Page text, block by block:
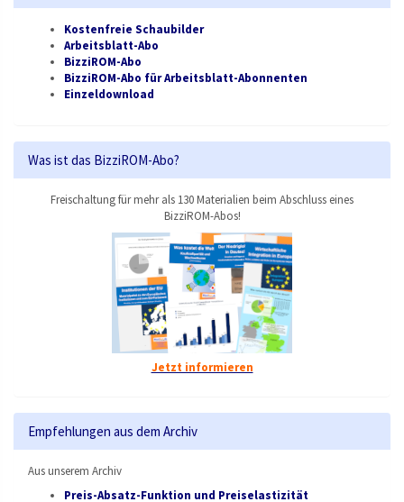
Kostenfreie Schaubilder
Arbeitsblatt-Abo
BizziROM-Abo
BizziROM-Abo für Arbeitsblatt-Abonnenten
Einzeldownload
Was ist das BizziROM-Abo?
Freischaltung für mehr als 130 Materialien beim Abschluss eines
BizziROM-Abos!
Jetzt informieren
Empfehlungen aus dem Archiv
Aus unserem Archiv
Preis-Absatz-Funktion und Preiselastizität